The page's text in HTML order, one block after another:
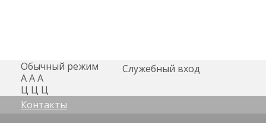
Обычный режим
ААА
Ц Ц Ц
Служебный вход
Контакты